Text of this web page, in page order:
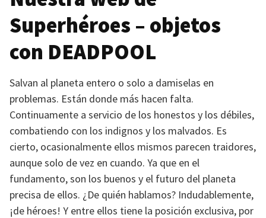
Superhéroes – objetos
con DEADPOOL
Salvan al planeta entero o solo a damiselas en
problemas. Están donde más hacen falta.
Continuamente a servicio de los honestos y los débiles,
combatiendo con los indignos y los malvados. Es
cierto, ocasionalmente ellos mismos parecen traidores,
aunque solo de vez en cuando. Ya que en el
fundamento, son los buenos y el futuro del planeta
precisa de ellos. ¿De quién hablamos? Indudablemente,
¡de héroes! Y entre ellos tiene la posición exclusiva, por